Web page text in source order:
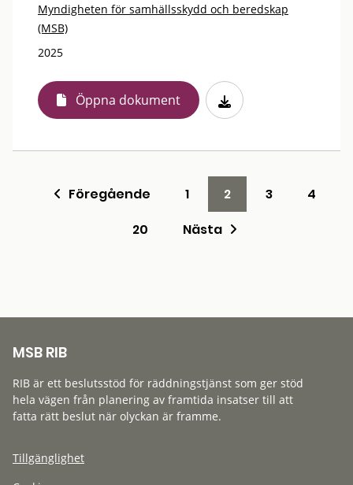
Myndigheten för samhällsskydd och beredskap
(MSB)
2025
Öppna dokument
Föregående 1 2 3
4
20
Nästa
MSB RIB
RIB är ett beslutsstöd för räddningstjänst som ger stöd
hela vägen från planering av framtida insatser till att
fatta rätt beslut när olyckan är framme.
Tillgänglighet